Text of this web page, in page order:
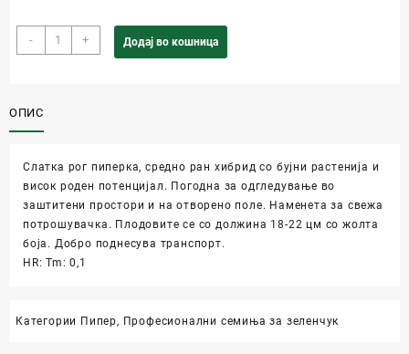
- + Додај во кошница
ОПИС
Слатка рог пиперка, средно ран хибрид со бујни растенија и
висок роден потенцијал. Погодна за одгледување во
заштитени простори и на отворено поле. Наменета за свежа
потрошувачка. Плодовите се со должина 18-22 цм со жолта
боја. Добро поднесува транспорт.
HR: Tm: 0,1
Категории Пипер, Професионални семиња за зеленчук